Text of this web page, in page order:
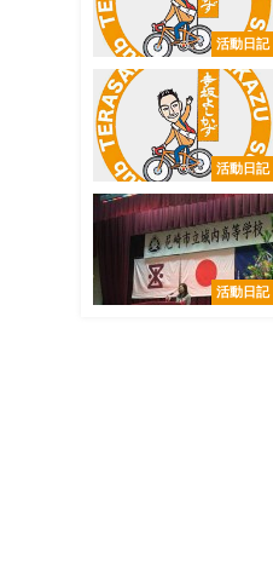
活動日記
活動日記
活動日記